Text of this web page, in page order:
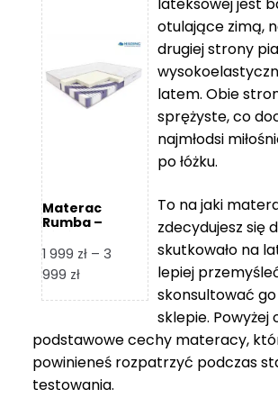
839 zł
119 zł
do
670 zł
Materac
Rumba –
1 999 zł – 3
999 złZakres
1
999 zł
do
otulające zimą,
drugiej strony
latem. Obie
sprężyste, co
najmłodsi
po łóżku.
To na jaki
zdecydujesz się
skutkowało na
lepiej
skonsultować
sklepie. Powyżej
podstawowe cechy materacy,
powinieneś rozpatrzyć podczas
testowania.